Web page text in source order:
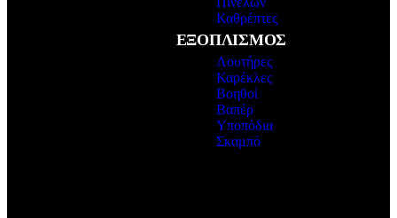
Καθρέπτες
ΕΞΟΠΛΙΣΜΟΣ
Λουτήρες
Καρέκλες
Βοηθοί
Βαπέρ
Υποπόδια
Σκαμπό